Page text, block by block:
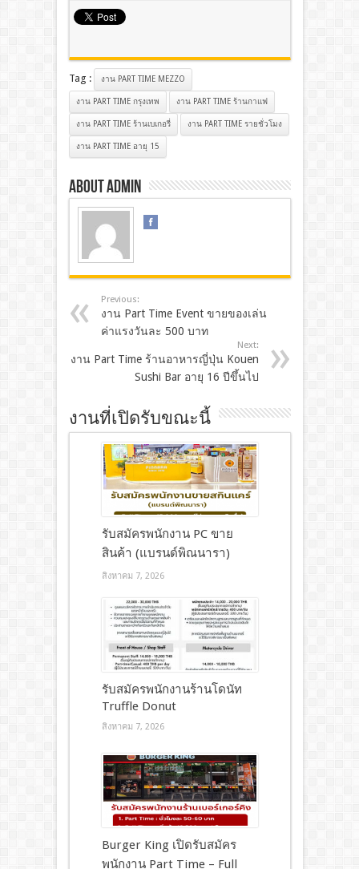
Tag : งาน PART TIME MEZZO
งาน PART TIME กรุงเทพ งาน PART TIME ร้านกาแฟ
งาน PART TIME ร้านเบเกอรี่ งาน PART TIME รายชั่วโมง
งาน PART TIME อายุ 15
About admin
Previous:
งาน Part Time Event ขายของเล่น
ค่าแรงวันละ 500 บาท
Next:
งาน Part Time ร้านอาหารญี่ปุ่น Kouen
Sushi Bar อายุ 16 ปีขึ้นไป
งานที่เปิดรับขณะนี้
รับสมัครพนักงาน PC ขาย
สินค้า (แบรนด์พิณนารา)
สิงหาคม 7, 2026
รับสมัครพนักงานร้านโดนัท
Truffle Donut
สิงหาคม 7, 2026
Burger King เปิดรับสมัคร
พนักงาน Part Time – Full